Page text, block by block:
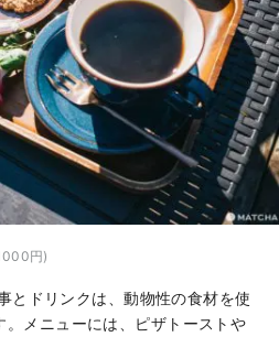
円)
とドリンクは、動物性の食材を使
メニューには、ピザトーストや